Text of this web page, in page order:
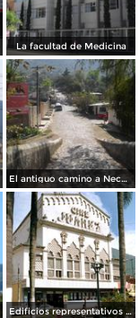
La facultad de Medicina
El antiguo camino a Necoxtla
Edificios representativos de Ciudad Mendoza